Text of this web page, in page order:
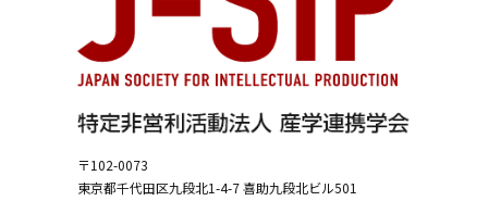
〒102-0073
東京都千代田区九段北1-4-7喜助九段北ビル501